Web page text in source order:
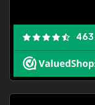
463